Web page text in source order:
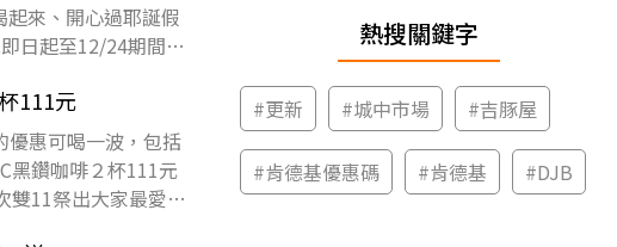
來、開心過耶誕假
日起至12/24期間推
111元
優惠可喝一波，包括
黑鑽咖啡２杯111元
雙11祭出大家最愛的
熱搜關鍵字
#更新 #城中市場 #吉豚屋
#肯德基優惠碼 #肯德基 #DJB